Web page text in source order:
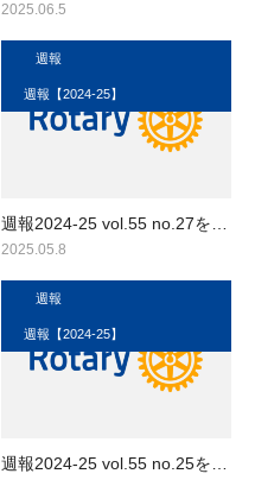
2025.06.5
週報2024-25 vol.55 no.27を…
2025.05.8
週報
週報【2024-25】
週報2024-25 vol.55 no.25を…
週報
週報【2024-25】